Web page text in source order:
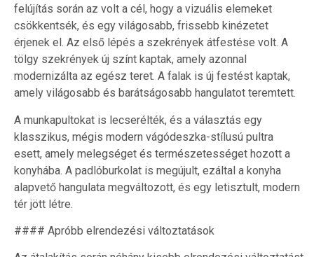
felújítás során az volt a cél, hogy a vizuális elemeket
csökkentsék, és egy világosabb, frissebb kinézetet
érjenek el. Az első lépés a szekrények átfestése volt. A
tölgy szekrények új színt kaptak, amely azonnal
modernizálta az egész teret. A falak is új festést kaptak,
amely világosabb és barátságosabb hangulatot teremtett.
A munkapultokat is lecserélték, és a választás egy
klasszikus, mégis modern vágódeszka-stílusú pultra
esett, amely melegséget és természetességet hozott a
konyhába. A padlóburkolat is megújult, ezáltal a konyha
alapvető hangulata megváltozott, és egy letisztult, modern
tér jött létre.
#### Apróbb elrendezési változtatások